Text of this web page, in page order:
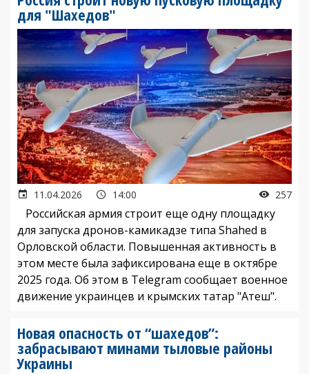
для "Шахедов"
11.04.2026 14:00 257
Российская армия строит еще одну площадку
для запуска дронов-камикадзе типа Shahed в
Орловской области. Повышенная активность в
этом месте была зафиксирована еще в октябре
2025 года. Об этом в Telegram сообщает военное
движение украинцев и крымских татар "Атеш".
Новая опасность от “шахедов”:
забрасывают минами тыловые районы
Украины